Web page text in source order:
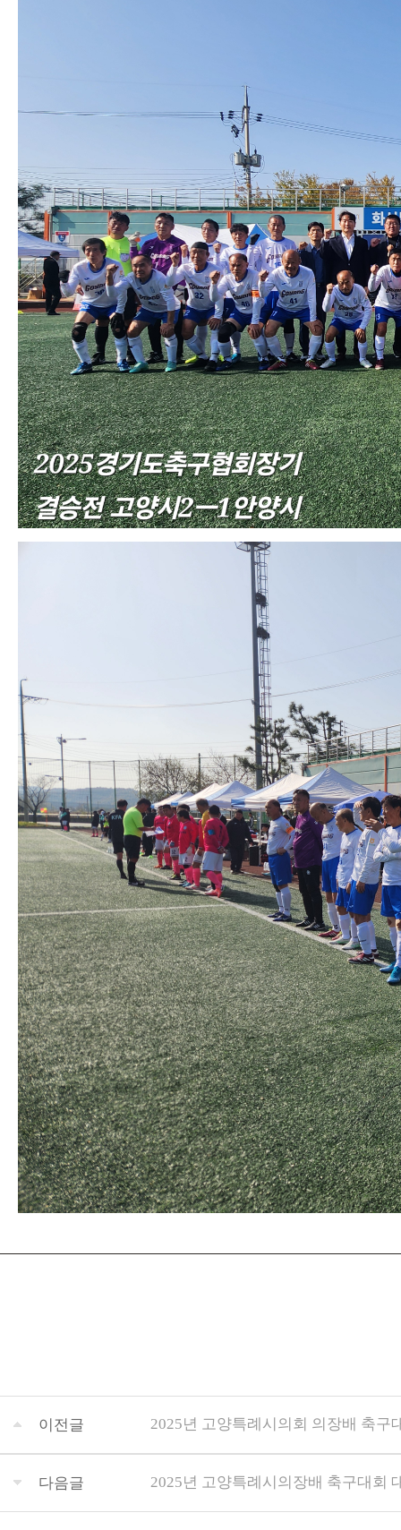
이전글 2025년 고양특례시의회 의장배 축구
다음글 2025년 고양특례시의장배 축구대회